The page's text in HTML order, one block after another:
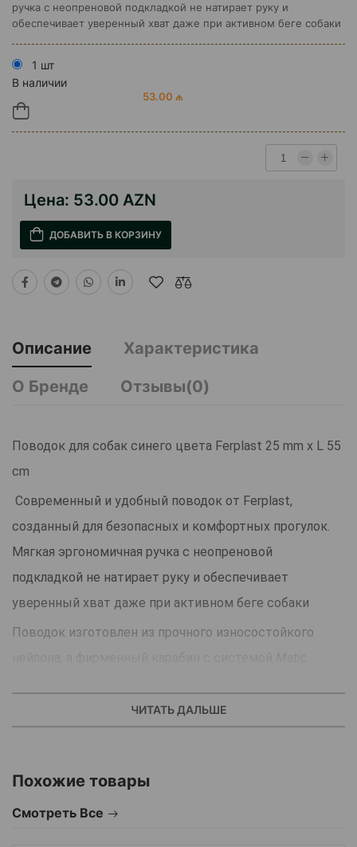
ручка с неопреновой подкладкой не натирает руку и
обеспечивает уверенный хват даже при активном беге собаки
1 шт
В наличии
53.00 ₼
Цена: 53.00 AZN
ДОБАВИТЬ В КОРЗИНУ
Описание
Характеристика
О Бренде
Отзывы(0)
Поводок для собак синего цвета Ferplast 25 mm x L 55
cm
Современный и удобный поводок от Ferplast,
созданный для безопасных и комфортных прогулок.
Мягкая эргономичная ручка с неопреновой
подкладкой не натирает руку и обеспечивает
уверенный хват даже при активном беге собаки
Поводок изготовлен из прочного износостойкого
ошейнику одним движением.Идеальный выбор для
ЧИТАТЬ ДАЛЬШЕ
Похожие товары
Смотреть Все